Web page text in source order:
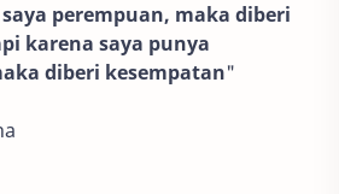
perempuan, maka diberi
karena saya punya
diberi kesempatan"